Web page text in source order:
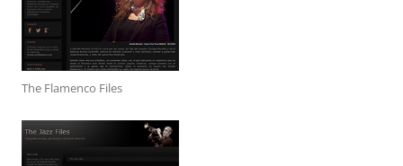
The Flamenco Files